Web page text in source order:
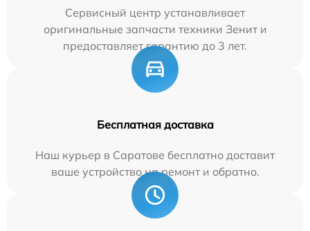
Сервисный центр устанавливает
оригинальные запчасти техники Зенит и
предоставляет гарантию до 3 лет.
Бесплатная доставка
Наш курьер в Саратове бесплатно доставит
ваше устройство на ремонт и обратно.